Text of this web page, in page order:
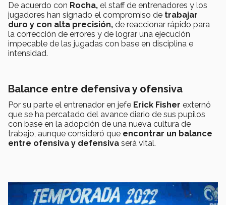
De acuerdo con Rocha, el staff de entrenadores y los
jugadores han signado el compromiso de trabajar
duro y con alta precisión, de reaccionar rápido para
la corrección de errores y de lograr una ejecución
impecable de las jugadas con base en disciplina e
intensidad.
Balance entre defensiva y ofensiva
Por su parte el entrenador en jefe Erick Fisher externó
que se ha percatado del avance diario de sus pupilos
con base en la adopción de una nueva cultura de
trabajo, aunque consideró que encontrar un balance
entre ofensiva y defensiva será vital.